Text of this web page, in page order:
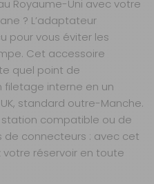
Royaume-Uni avec votre
? L’adaptateur
pour vous éviter les
Cet accessoire
quel point de
filetage interne en un
standard outre-Manche.
station compatible ou de
de connecteurs : avec cet
réservoir en toute